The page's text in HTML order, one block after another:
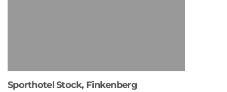
Sporthotel Stock, Finkenberg